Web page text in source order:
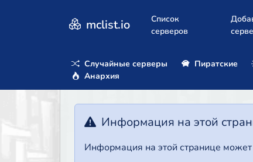
mclist.io
Список
серверов
Случайные серверы Пиратские
Анархия
Информация на этой
Информация на этой странице